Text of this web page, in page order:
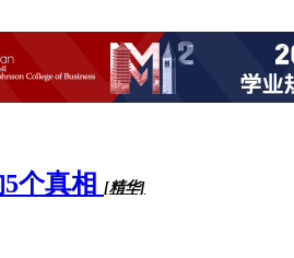
个真相 [精华]